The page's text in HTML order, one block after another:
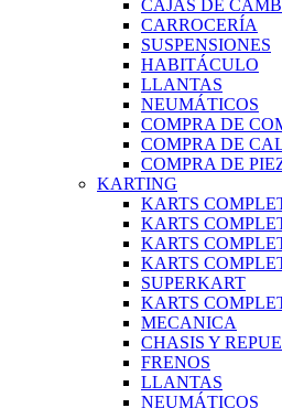
CAJAS DE
CARROCERÍA
SUSPENSIONES
HABITÁCULO
LLANTAS
NEUMÁTICOS
COMPRA DE
COMPRA DE
COMPRA DE
KARTING
KARTS
KARTS
KARTS
KARTS
SUPERKART
KARTS
MECANICA
CHASIS Y
FRENOS
LLANTAS
NEUMÁTICOS